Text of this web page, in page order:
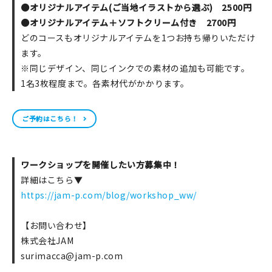
●オリジナルアイテム(ご当地イラストから選ぶ) 2500円
●オリジナルアイテム＋ソフトクリーム付き 2700円
どのコースもオリジナルアイテムを1つお持ち帰りいただけ
ます。
※同じデザイン、同じインクでの素材の追加も可能です。
1名3枚程度まで。各素材代がかかります。
ご予約はこちら！
ワークショップを開催したい方募集中！
詳細はこちら▼
https://jam-p.com/blog/workshop_ww/
【お問い合わせ】
株式会社JAM
surimacca@jam-p.com